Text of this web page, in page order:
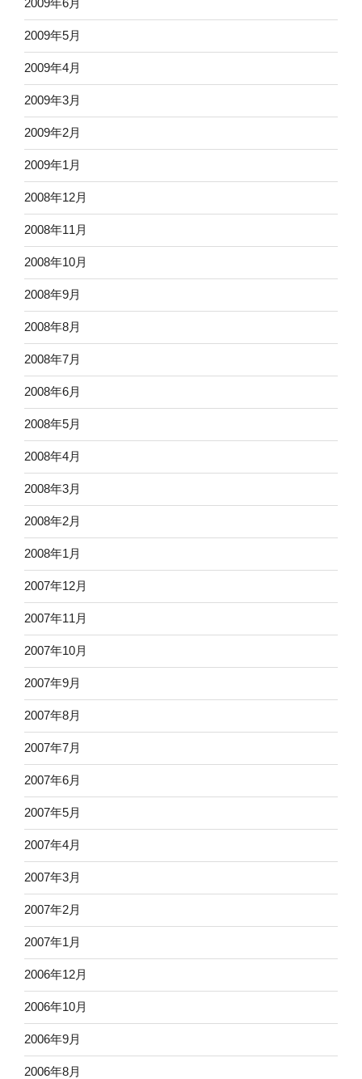
2009年6月
2009年5月
2009年4月
2009年3月
2009年2月
2009年1月
2008年12月
2008年11月
2008年10月
2008年9月
2008年8月
2008年7月
2008年6月
2008年5月
2008年4月
2008年3月
2008年2月
2008年1月
2007年12月
2007年11月
2007年10月
2007年9月
2007年8月
2007年7月
2007年6月
2007年5月
2007年4月
2007年3月
2007年2月
2007年1月
2006年12月
2006年10月
2006年9月
2006年8月